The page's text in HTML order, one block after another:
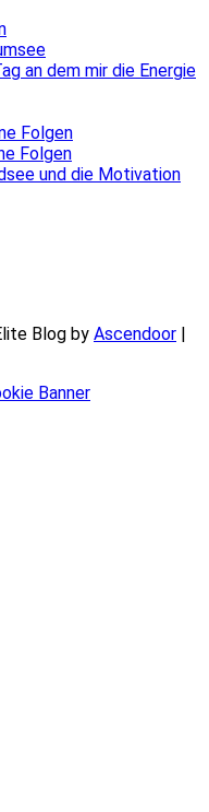
an dem mir die Energie
Folgen
Folgen
und die Motivation
Blog by Ascendoor
Banner